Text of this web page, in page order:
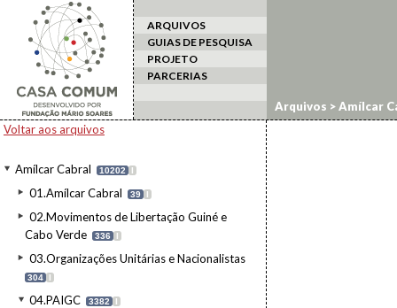
ARQUIVOS
GUIAS DE PESQUISA
PROJETO
PARCERIAS
Voltar aos arquivos
Amílcar Cabral 10202 I
01.Amílcar Cabral 39 I
02.Movimentos de Libertação Guiné e
Cabo Verde
336 I
03.Organizações Unitárias e Nacionalistas
304 I
04.PAIGC 3382 I
Arquivos >Amílcar